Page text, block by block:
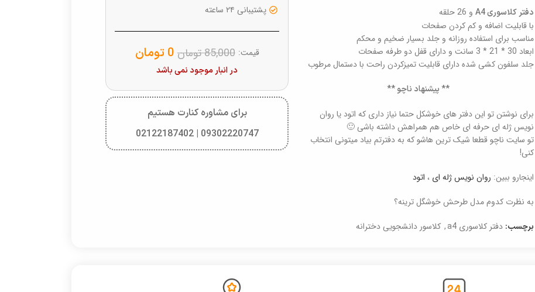
دفتر کلاسوری A4
و 26 حلقه
با قابلیت اضافه و کم کردن صفحات
مناسب برای استفاده روزانه و جلد بسیار ضخیم و محکم
ابعاد 30 * 21 * 3 سانت و دارای قفل دو طرفه صفحات
جلد سلفون کشی شده دارای قابلیت تمیزکردن راحت با دستمال مرطوب
** پیشنهاد ناچو **
برای نوشتن تو این دفتر های خوشکل حتما نیاز داری که اتود یا روان
نویس ژله ای حرفه ای خاص هم همراهش داشته باشی 🙂
تو سایت ناچو قطعا شیک ترین هاشو که به دفترتم بیاد میتونی انتخاب
کنی!
اینجارو ببین: روان نویس ژله ای ، اتود
به نظرت کدوم مدل طرحش خوشگل ترینه؟
برچسب: دفتر کلاسوری a4 , کلاسور دانشجویی دخترانه
پشتیبانی ۲۴ ساعته
قیمت: 85,000تومان 0 تومان
در انبار موجود نمی باشد
برای مشاوره کنارت هستیم
09302220747 | 02122187402